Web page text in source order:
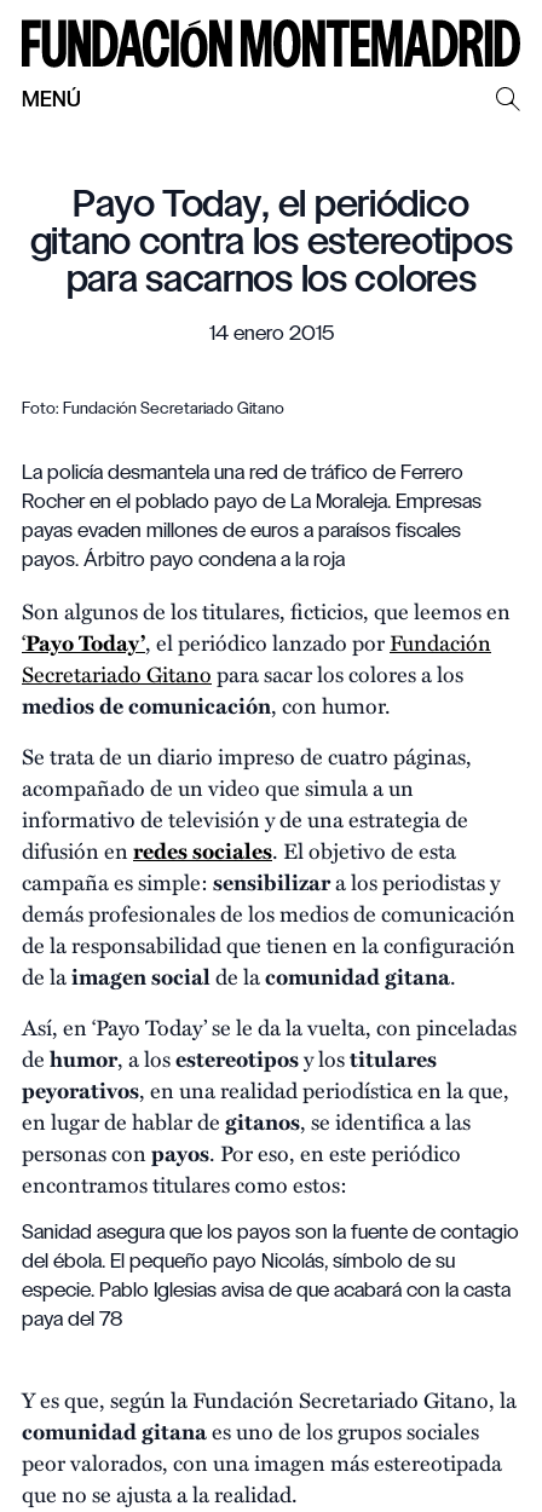
MENÚ
Payo Today, el periódico
gitano contra los estereotipos
para sacarnos los colores
14 enero 2015
Foto: Fundación Secretariado Gitano
La policía desmantela una red de tráfico de Ferrero
Rocher en el poblado payo de La Moraleja. Empresas
payas evaden millones de euros a paraísos fiscales
payos. Árbitro payo condena a la roja
Son algunos de los titulares, ficticios, que leemos en
‘Payo Today’, el periódico lanzado porFundación
Secretariado Gitanopara sacar los colores a los
medios de comunicación, con humor.
Se trata de un diario impreso de cuatro páginas,
acompañado de un video que simula a un
informativo de televisión y de una estrategia de
difusión enredes sociales. El objetivo de esta
campaña es simple: sensibilizara los periodistas y
demás profesionales de los medios de comunicación
de la responsabilidad que tienen en la configuración
de laimagen socialde lacomunidad gitana.
Así, en ‘Payo Today’ se le da la vuelta, con pinceladas
dehumor, a losestereotiposy lostitulares
peyorativos, en una realidad periodística en la que,
en lugar de hablar degitanos, se identifica a las
personas conpayos. Por eso, en este periódico
encontramos titulares como estos:
Sanidad asegura que los payos son la fuente de contagio
del ébola. El pequeño payo Nicolás, símbolo de su
especie. Pablo Iglesias avisa de que acabará con la casta
paya del 78
Y es que, según la Fundación Secretariado Gitano, la
comunidad gitanaes uno de los grupos sociales
peor valorados, con una imagen más estereotipada
que no se ajusta a la realidad.